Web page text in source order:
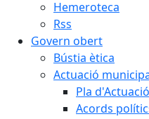
Hemeroteca
Rss
Govern obert
Bústia ètica
Actuació
Pla
Acords